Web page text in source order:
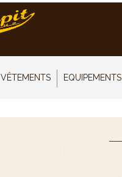
VÊTEMENTS EQUIPEMENTS